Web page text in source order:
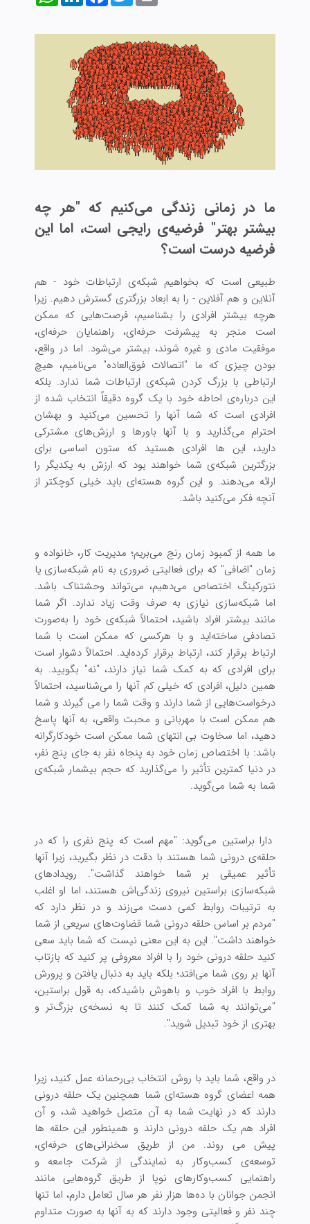
ما در زمانی زندگی می‌کنیم که "هر چه
بیشتر بهتر" فرضیه‌ی رایجی است، اما این
فرضیه درست است؟
طبیعی است که بخواهیم شبکه‌ی ارتباطات خود - هم
آنلاین و هم آفلاین - را به ابعاد بزرگتری گسترش دهیم. زیرا
هرچه بیشتر افرادی را بشناسیم، فرصت‌هایی که ممکن
است منجر به پیشرفت حرفه‌ای، راهنمایان حرفه‌ای،
موفقیت مادی و غیره شوند، بیشتر می‌شود. اما در واقع،
بودن چیزی که ما "اتصالات فوق‌العاده" می‌نامیم، هیچ
ارتباطی با بزرگ کردن شبکه‌ی ارتباطات شما ندارد. بلکه
این درباره‌ی احاطه خود با یک گروه دقیقاً انتخاب شده از
افرادی است که شما آنها را تحسین می‌کنید و بهشان
احترام می‌گذارید و با آنها باورها و ارزش‌های مشترکی
دارید، این ها افرادی هستید که ستون اساسی برای
بزرگترین شبکه‌ی شما خواهند بود که ارزش به یکدیگر را
ارائه می‌دهند. و این گروه هسته‌ای باید خیلی کوچکتر از
آنچه فکر می‌کنید باشد.
ما همه از کمبود زمان رنج می‌بریم؛ مدیریت کار، خانواده و
زمان "اضافی" که برای فعالیتی ضروری به نام شبکه‌سازی یا
نتورکینگ اختصاص می‌دهیم، می‌تواند وحشتناک باشد.
اما شبکه‌سازی نیازی به صرف وقت زیاد ندارد. اگر شما
مانند بیشتر افراد باشید، احتمالاً شبکه‌ی خود را به‌صورت
تصادفی ساخته‌اید و با هرکسی که ممکن است با شما
ارتباط برقرار کند، ارتباط برقرار کرده‌اید. احتمالاً دشوار است
برای افرادی که به کمک شما نیاز دارند، "نه" بگویید. به
همین دلیل، افرادی که خیلی کم آنها را می‌شناسید، احتمالاً
درخواست‌هایی از شما دارند و وقت شما را می گیرند و شما
هم ممکن است با مهربانی و محبت واقعی، به آنها پاسخ
دهید، اما سخاوت بی انتهای شما ممکن است خودکارگرانه
باشد: با اختصاص زمان خود به پنجاه نفر به جای پنج نفر،
در دنیا کمترین تأثیر را می‌گذارید که حجم بیشمار شبکه‌ی
شما به شما می‌گوید.
دارا براستین می‌گوید: "مهم است که پنج نفری را که در
حلقه‌ی درونی شما هستند با دقت در نظر بگیرید، زیرا آنها
تأثیر عمیقی بر شما خواهند گذاشت". رویدادهای
شبکه‌سازی براستین نیروی زندگی‌اش هستند، اما او اغلب
به ترتیبات روابط کمی دست می‌زند و در نظر دارد که
"مردم بر اساس حلقه درونی شما قضاوت‌های سریعی از شما
خواهند داشت". این به این معنی نیست که شما باید سعی
کنید حلقه درونی خود را با افراد معروفی پر کنید که بازتاب
آنها بر روی شما می‌افتد؛ بلکه باید به دنبال یافتن و پرورش
روابط با افراد خوب و باهوش باشیدکه، به قول براستین،
"می‌توانند به شما کمک کنند تا به نسخه‌ی بزرگ‌تر و
بهتری از خود تبدیل شوید".
در واقع، شما باید با روش انتخاب بی‌رحمانه عمل کنید، زیرا
همه اعضای گروه هسته‌ای شما همچنین یک حلقه درونی
دارند که در نهایت شما به آن متصل خواهید شد، و آن
افراد هم یک حلقه درونی دارند و همینطور این حلقه ها
پیش می روند. من از طریق سخنرانی‌های حرفه‌ای،
توسعه‌ی کسب‌وکار به نمایندگی از شرکت جامعه و
راهنمایی کسب‌وکارهای نوپا از طریق گروه‌هایی مانند
انجمن جوانان با ده‌ها هزار نفر هر سال تعامل دارم، اما تنها
چند نفر و فعالیتی وجود دارند که به آنها به صورت متداوم